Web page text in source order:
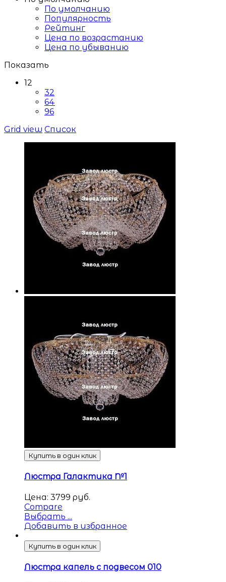
По умолчанию
Популярность
Рейтинг
Цена по возрастанию
Цена по убыванию
Показать
12
32
64
96
Grid view Список
Купить в один клик
Люстра Галактика №1
Цена: 3799 руб.
Compare
Выбрать ...
Добавить в избранное
Купить в один клик
Люстра капель с подвесом 010